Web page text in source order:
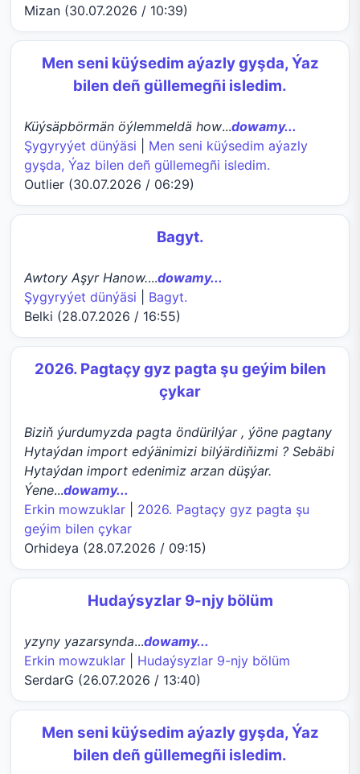
Mizan (30.07.2026 / 10:39)
Men seni küýsedim aýazly gyşda, Ýaz
bilen deñ güllemegñi isledim.
Küýsäpbörmän öýlemmeldä how...dowamy...
Şygyryýet dünýäsi
Men seni küýsedim aýazly
gyşda, Ýaz bilen deñ güllemegñi isledim.
Outlier (30.07.2026 / 06:29)
Bagyt.
Awtory Aşyr Hanow....dowamy...
Şygyryýet dünýäsi
Bagyt.
Belki (28.07.2026 / 16:55)
2026. Pagtaçy gyz pagta şu geýim bilen
çykar
Biziň ýurdumyzda pagta öndürilýar , ýöne pagtany
Hytaýdan import edýänimizi bilýärdiňizmi ? Sebäbi
Hytaýdan import edenimiz arzan düşýar.
Ýene...dowamy...
Erkin mowzuklar
2026. Pagtaçy gyz pagta şu
geýim bilen çykar
Orhideya (28.07.2026 / 09:15)
Hudaýsyzlar 9-njy bölüm
yzyny yazarsynda...dowamy...
Erkin mowzuklar
Hudaýsyzlar 9-njy bölüm
SerdarG (26.07.2026 / 13:40)
Men seni küýsedim aýazly gyşda, Ýaz
bilen deñ güllemegñi isledim.